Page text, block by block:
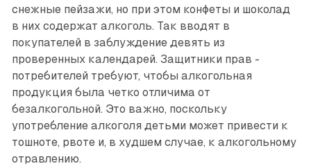
снежные пейзажи, но при этом конфеты и шоколад
в них содержат алкоголь. Так вводят в
покупателей в заблуждение девять из
проверенных календарей. Защитники прав ­
потребителей требуют, чтобы алкогольная
продукция была четко отличима от
безалкогольной. Это важно, поскольку
употребление алкоголя детьми может привести к
тошноте, рвоте и, в худшем случае, к алкогольному
отравлению.